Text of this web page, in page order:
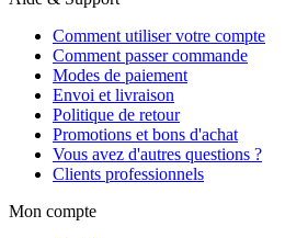
Comment utiliser votre compte
Comment passer commande
Modes de paiement
Envoi et livraison
Politique de retour
Promotions et bons d'achat
Vous avez d'autres questions ?
Clients professionnels
Mon compte